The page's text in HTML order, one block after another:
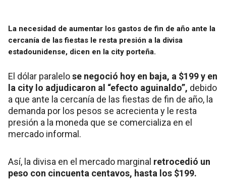
La necesidad de aumentar los gastos de fin de año ante la
cercanía de las fiestas le resta presión a la divisa
estadounidense, dicen en la city porteña.
El dólar paralelose negoció hoy en baja, a $199 y en
la city lo adjudicaron al “efecto aguinaldo”, debido
a que ante la cercanía de las fiestas de fin de año, la
demanda por los pesos se acrecienta y le resta
presión a la moneda que se comercializa en el
mercado informal.
Así, la divisa en el mercado marginal retrocedió un
peso con cincuenta centavos, hasta los $199.